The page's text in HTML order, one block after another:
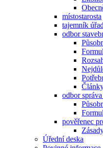
místostarosta
tajemník
odbor
odbor
pověřenec
Úřední deska